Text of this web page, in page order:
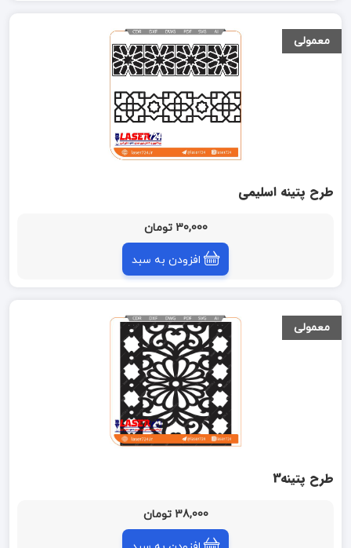
معمولی
طرح پتینه اسلیمی
30,000 تومان
افزودن به سبد
معمولی
طرح پتینه3
38,000 تومان